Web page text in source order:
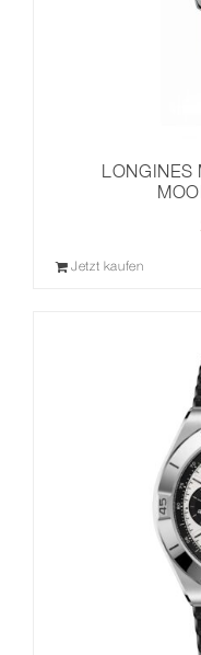
LONGINES
Jetzt kaufen